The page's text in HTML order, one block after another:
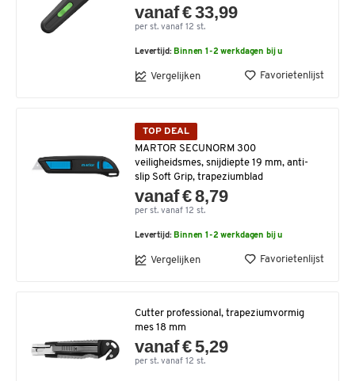
vanaf € 33,99
per st. vanaf 12 st.
Levertijd: Binnen 1-2 werkdagen bij u
Vergelijken Favorietenlijst
TOP DEAL
MARTOR SECUNORM 300
veiligheidsmes, snijdiepte 19 mm, anti-
slip Soft Grip, trapeziumblad
vanaf € 8,79
per st. vanaf 12 st.
Levertijd:Binnen 1-2 werkdagen bij u
Vergelijken Favorietenlijst
Cutter professional, trapeziumvormig
mes 18 mm
vanaf € 5,29
per st. vanaf 12 st.